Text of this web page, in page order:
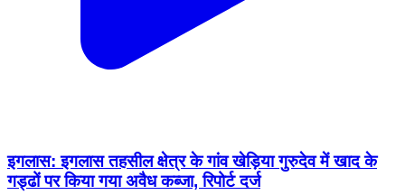
इगलास: इगलास तहसील क्षेत्र के गांव खेड़िया गुरुदेव में खाद के
गड्ढों पर किया गया अवैध कब्जा, रिपोर्ट दर्ज